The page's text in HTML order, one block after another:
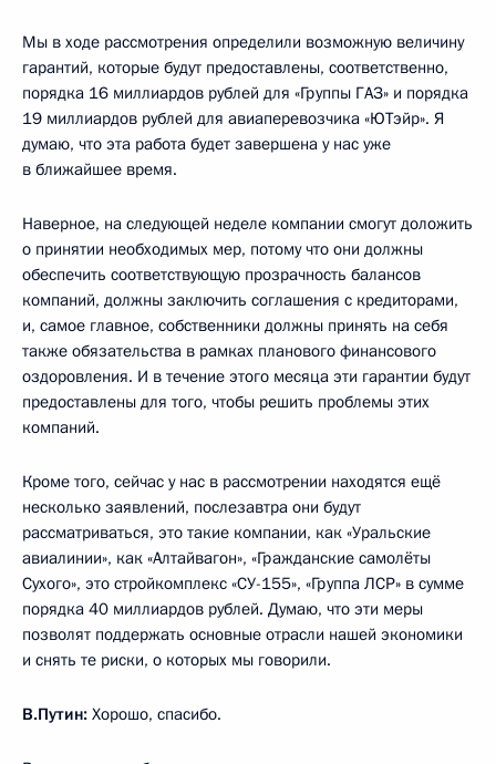
Мы в ходе рассмотрения определили возможную величину
гарантий, которые будут предоставлены, соответственно,
порядка 16 миллиардов рублей для «Группы ГАЗ» и порядка
19 миллиардов рублей для авиаперевозчика «ЮТэйр». Я
думаю, что эта работа будет завершена у нас уже
в ближайшее время.
Наверное, на следующей неделе компании смогут доложить
о принятии необходимых мер, потому что они должны
обеспечить соответствующую прозрачность балансов
компаний, должны заключить соглашения с кредиторами,
и, самое главное, собственники должны принять на себя
также обязательства в рамках планового финансового
оздоровления. И в течение этого месяца эти гарантии будут
предоставлены для того, чтобы решить проблемы этих
компаний.
Кроме того, сейчас у нас в рассмотрении находятся ещё
несколько заявлений, послезавтра они будут
рассматриваться, это такие компании, как «Уральские
авиалинии», как «Алтайвагон», «Гражданские самолёты
Сухого», это стройкомплекс «СУ-155», «Группа ЛСР» в сумме
порядка 40 миллиардов рублей. Думаю, что эти меры
позволят поддержать основные отрасли нашей экономики
и снять те риски, о которых мы говорили.
В.Путин: Хорошо, спасибо.